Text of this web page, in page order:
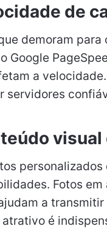
de
demoram
Google
a
servidores
Fotos
a
é